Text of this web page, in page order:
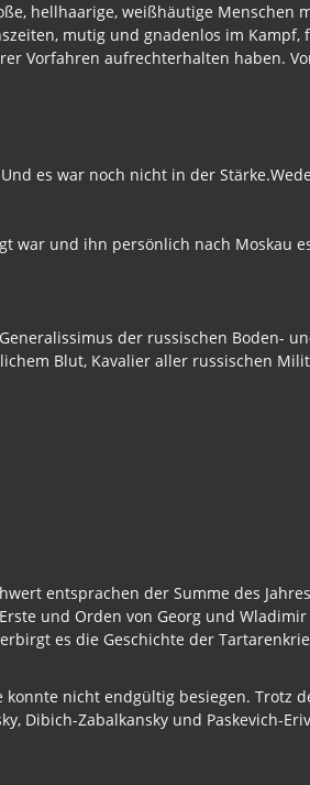
hellhaarige, weißhäutige Menschen
mutig und gnadenlos im Kampf,
Vorfahren aufrechterhalten haben.
es war noch nicht in der
war und ihn persönlich nach Moskau
der russischen Boden-
Blut, Kavalier aller russischen
entsprachen der Summe des
und Orden von Georg und
es die Geschichte der
nicht endgültig besiegen. Trotz
Dibich-Zabalkansky und Paskevich-